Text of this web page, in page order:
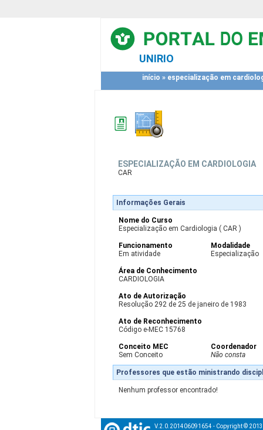
UNIRIO
início » especialização em
ESPECIALIZAÇÃO EM CARDIOLOGIA
CAR
Informações Gerais
Nome do Curso
Especialização em Cardiologia ( CAR )
Funcionamento
Em atividade
Modalidade
Especialização
Área de Conhecimento
CARDIOLOGIA
Ato de Autorização
Resolução 292 de 25 de janeiro de 1983
Ato de Reconhecimento
Código e-MEC 15768
Conceito MEC
Sem Conceito
Coordenador
Não consta
Professores que estão ministrando
Nenhum professor encontrado!
V.2.0.201406091654 - Copyright ©